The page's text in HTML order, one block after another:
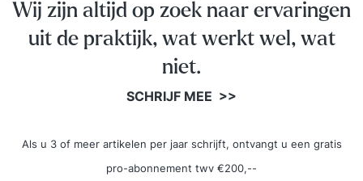
Wij zijn altijd op zoek naar ervaringen
uit de praktijk, wat werkt wel, wat
niet.
SCHRIJF MEE >>
Als u 3 of meer artikelen per jaar schrijft, ontvangt u een gratis
pro-abonnement twv €200,--